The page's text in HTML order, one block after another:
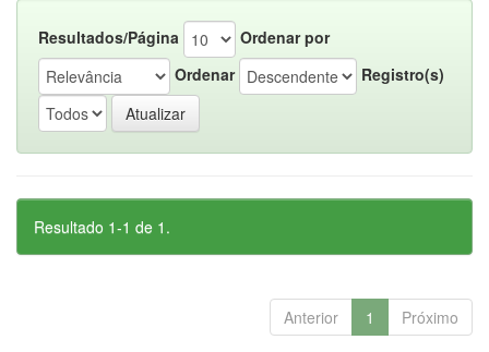
Resultados/Página
Ordenar por
Ordenar
Registro(s)
Resultado 1-1 de 1.
Anterior 1 Próximo